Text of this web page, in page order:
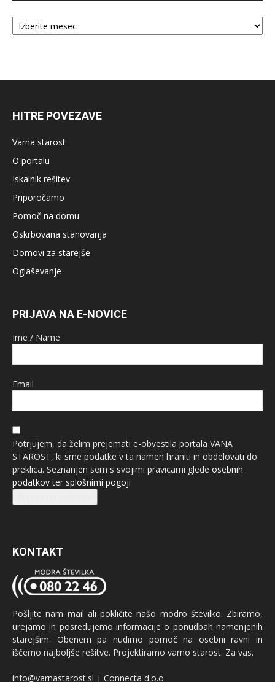
Arhiv
HITRE POVEZAVE
Varna starost
O portalu
Iskalnik rešitev
Priporočamo
Pomoč na domu
Oskrbovana stanovanja
Domovi za starejše
Oglaševanje
PRIJAVA NA E-NOVICE
Ime / Name
Email
Potrjujem, da želim prejemati e-obvestila portala VANA
STAROST, ki sme podatke v ta namen hraniti in obdelovati do
preklica. Seznanjen sem s svojimi pravicami glede osebnih
podatkovter splošnimi pogoji
KONTAKT
Pošljite nam mail ali pokličite našo modro številko. Zbiramo,
urejamo in posredujemo informacije o ponudbah namenjenih
starejšim. Obenem pa nudimo pomoč na osebni ravni in
iščemo najboljše rešitve. Projektiramo varno starost. Za vas.
info@varnastarost.si | Connecta d.o.o.